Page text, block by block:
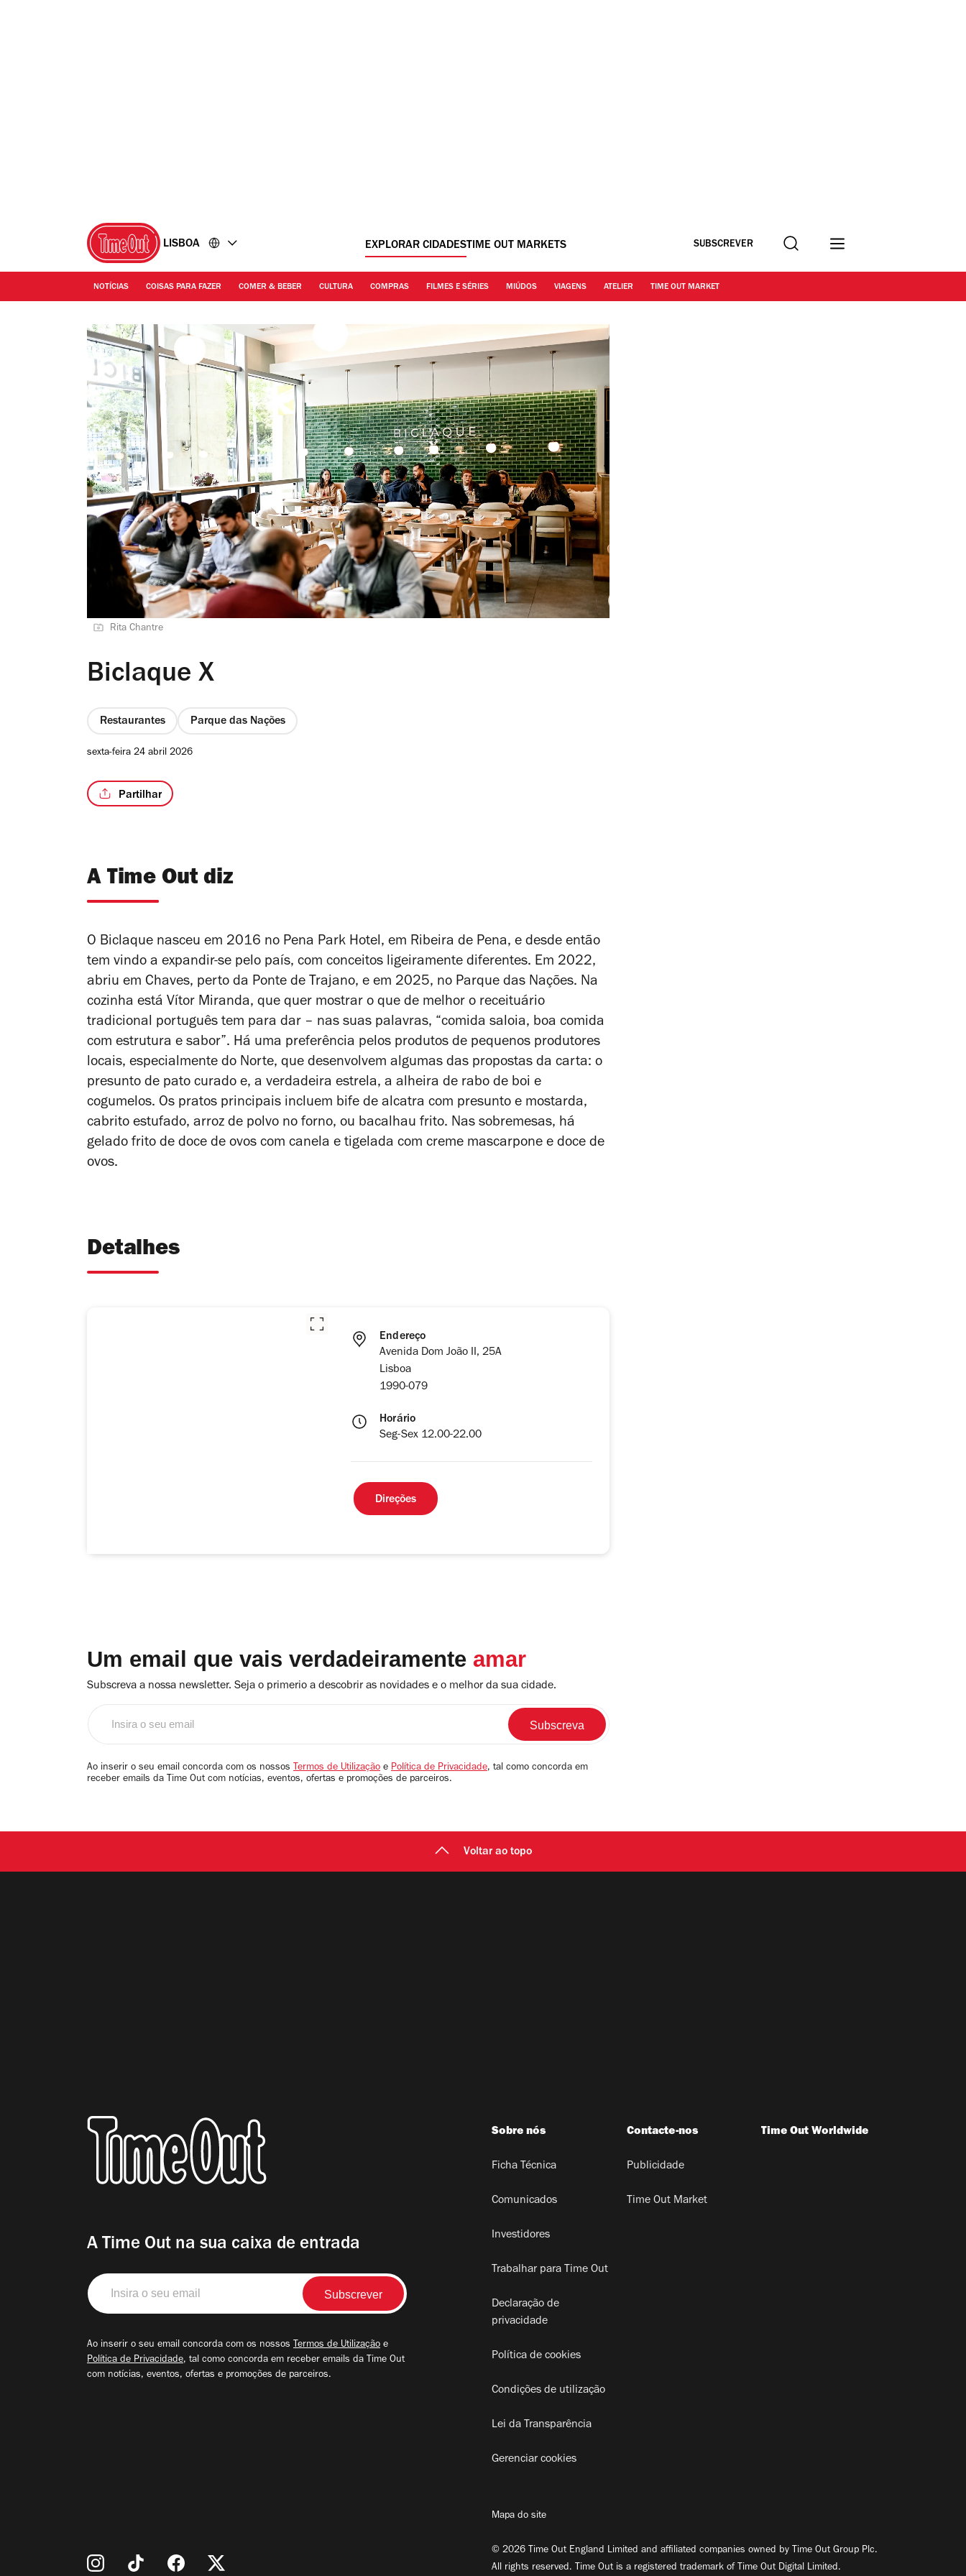
LISBOA EXPLORAR CIDADESTIME OUT MARKETS SUBSCREVER Procurar
NOTÍCIAS COISAS PARA FAZER COMER & BEBER CULTURA COMPRAS FILMES E SÉRIES MIÚDOS VIAGENS ATELIER TIME OUT MARKET
Rita Chantre
Biclaque X
Restaurantes Parque das Nações
sexta-feira 24 abril 2026
Partilhar
A Time Out diz
O Biclaque nasceu em 2016 no Pena Park Hotel, em Ribeira de Pena, e desde então
tem vindo a expandir-se pelo país, com conceitos ligeiramente diferentes. Em 2022,
abriu em Chaves, perto da Ponte de Trajano, e em 2025, no Parque das Nações. Na
cozinha está Vítor Miranda, que quer mostrar o que de melhor o receituário
tradicional português tem para dar – nas suas palavras, “comida saloia, boa comida
com estrutura e sabor”. Há uma preferência pelos produtos de pequenos produtores
locais, especialmente do Norte, que desenvolvem algumas das propostas da carta: o
presunto de pato curado e, a verdadeira estrela, a alheira de rabo de boi e
cogumelos. Os pratos principais incluem bife de alcatra com presunto e mostarda,
cabrito estufado, arroz de polvo no forno, ou bacalhau frito. Nas sobremesas, há
gelado frito de doce de ovos com canela e tigelada com creme mascarpone e doce de
ovos.
Detalhes
Endereço
Avenida Dom João II, 25A
Lisboa
1990-079
Horário
Seg-Sex 12.00-22.00
Direções
Um email que vais verdadeiramente amar
Subscreva a nossa newsletter. Seja o primerio a descobrir as novidades e o melhor da sua cidade.
email
Ao inserir o seu email concorda com os nossos Termos de Utilização e Política de Privacidade, tal como concorda em
receber emails da Time Out com notícias, eventos, ofertas e promoções de parceiros.
Voltar ao topo
A Time Out na sua caixa de entrada
Insira
o
seu
Ao inserir o seu email concorda com os nossos Termos de Utilização e
Política de Privacidade, tal como concorda em receber emails da Time Out
com notícias, eventos, ofertas e promoções de parceiros.
Sobre nós
Ficha Técnica
Comunicados
Investidores
Trabalhar para Time Out
Declaração de
privacidade
Política de cookies
Condições de utilização
Lei da Transparência
Gerenciar cookies
Contacte-nos
Publicidade
Time Out Market
Time Out Worldwide
Mapa do site
© 2026 Time Out England Limited and affiliated companies owned by Time Out Group Plc.
All rights reserved. Time Out is a registered trademark of Time Out Digital Limited.